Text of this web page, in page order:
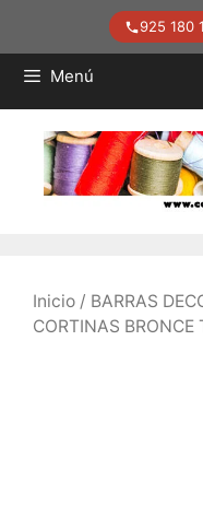
Saltar
contenido
925 180
Menú
Inicio / BARRAS
CORTINAS